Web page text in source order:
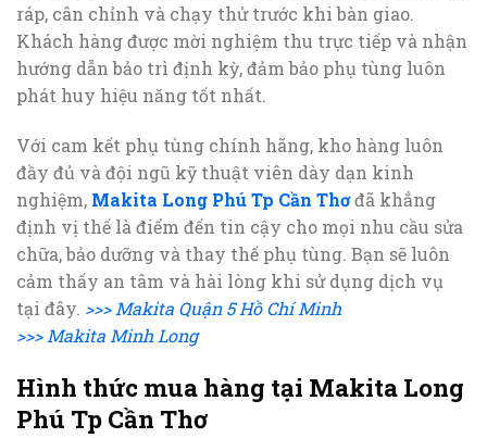
ráp, cân chỉnh và chạy thử trước khi bàn giao.
Khách hàng được mời nghiệm thu trực tiếp và nhận
hướng dẫn bảo trì định kỳ, đảm bảo phụ tùng luôn
phát huy hiệu năng tốt nhất.
Với cam kết phụ tùng chính hãng, kho hàng luôn
đầy đủ và đội ngũ kỹ thuật viên dày dạn kinh
nghiệm, Makita Long Phú Tp Cần Thơđã khẳng
định vị thế là điểm đến tin cậy cho mọi nhu cầu sửa
chữa, bảo dưỡng và thay thế phụ tùng. Bạn sẽ luôn
cảm thấy an tâm và hài lòng khi sử dụng dịch vụ
tại đây. >>> Makita Quận 5 Hồ Chí Minh
>>> Makita Minh Long
Hình thức mua hàng tại Makita Long
Phú Tp Cần Thơ